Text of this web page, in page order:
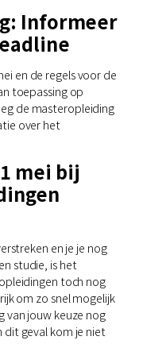
Informeer
en de regels voor de
toepassing op
de masteropleiding
over het
mei bij
en je je nog
studie, is het
toch nog
om zo snel mogelijk
van jouw keuze nog
dit geval kom je niet